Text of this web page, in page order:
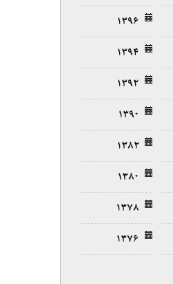
۱۳۹۶
۱۳۹۴
۱۳۹۲
۱۳۹۰
۱۳۸۲
۱۳۸۰
۱۳۷۸
۱۳۷۶